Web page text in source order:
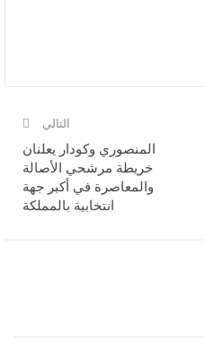
التالي
المنصوري وكودار يعلنان
خريطة مرشحي الأصالة
والمعاصرة في أكبر جهة
انتخابية بالمملكة